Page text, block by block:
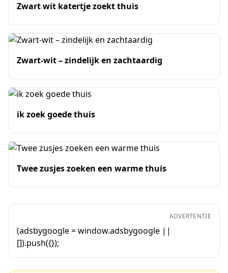
Zwart wit katertje zoekt thuis
Zwart-wit – zindelijk en zachtaardig
ik zoek goede thuis
Twee zusjes zoeken een warme thuis
ADVERTENTIE
(adsbygoogle = window.adsbygoogle ||
[]).push({});